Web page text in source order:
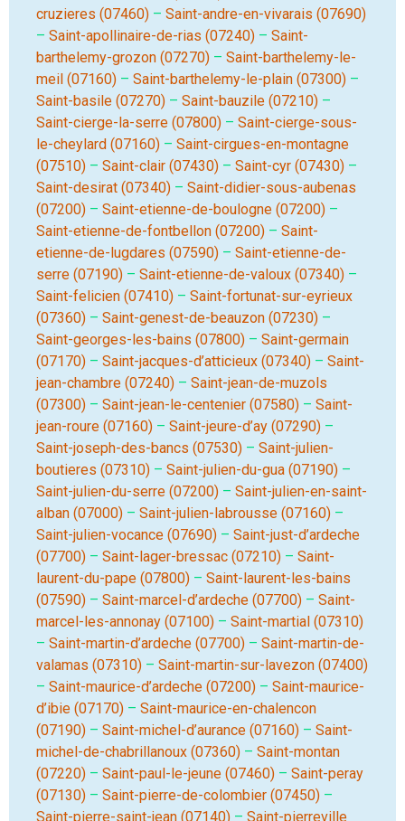
cruzieres (07460) – Saint-andre-en-vivarais (07690)
– Saint-apollinaire-de-rias (07240) – Saint-
barthelemy-grozon (07270) – Saint-barthelemy-le-
meil (07160) – Saint-barthelemy-le-plain (07300) –
Saint-basile (07270) – Saint-bauzile (07210) –
Saint-cierge-la-serre (07800) – Saint-cierge-sous-
le-cheylard (07160) – Saint-cirgues-en-montagne
(07510) – Saint-clair (07430) – Saint-cyr (07430) –
Saint-desirat (07340) – Saint-didier-sous-aubenas
(07200) – Saint-etienne-de-boulogne (07200) –
Saint-etienne-de-fontbellon (07200) – Saint-
etienne-de-lugdares (07590) – Saint-etienne-de-
serre (07190) – Saint-etienne-de-valoux (07340) –
Saint-felicien (07410) – Saint-fortunat-sur-eyrieux
(07360) – Saint-genest-de-beauzon (07230) –
Saint-georges-les-bains (07800) – Saint-germain
(07170) – Saint-jacques-d’atticieux (07340) – Saint-
jean-chambre (07240) – Saint-jean-de-muzols
(07300) – Saint-jean-le-centenier (07580) – Saint-
jean-roure (07160) – Saint-jeure-d’ay (07290) –
Saint-joseph-des-bancs (07530) – Saint-julien-
boutieres (07310) – Saint-julien-du-gua (07190) –
Saint-julien-du-serre (07200) – Saint-julien-en-saint-
alban (07000) – Saint-julien-labrousse (07160) –
Saint-julien-vocance (07690) – Saint-just-d’ardeche
(07700) – Saint-lager-bressac (07210) – Saint-
laurent-du-pape (07800) – Saint-laurent-les-bains
(07590) – Saint-marcel-d’ardeche (07700) – Saint-
marcel-les-annonay (07100) – Saint-martial (07310)
– Saint-martin-d’ardeche (07700) – Saint-martin-de-
valamas (07310) – Saint-martin-sur-lavezon (07400)
– Saint-maurice-d’ardeche (07200) – Saint-maurice-
d’ibie (07170) – Saint-maurice-en-chalencon
(07190) – Saint-michel-d’aurance (07160) – Saint-
michel-de-chabrillanoux (07360) – Saint-montan
(07220) – Saint-paul-le-jeune (07460) – Saint-peray
(07130) – Saint-pierre-de-colombier (07450) –
Saint-pierre-saint-jean (07140) – Saint-pierreville